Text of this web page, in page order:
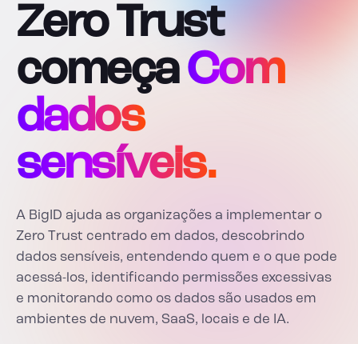
Zero Trust
começaCom
dados
sensíveis.
A BigID ajuda as organizações a implementar o
Zero Trust centrado em dados, descobrindo
dados sensíveis, entendendo quem e o que pode
acessá-los, identificando permissões excessivas
e monitorando como os dados são usados em
ambientes de nuvem, SaaS, locais e de IA.